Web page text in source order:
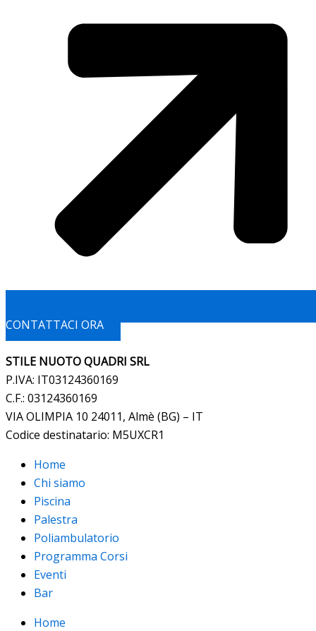
CONTATTACI ORA
STILE NUOTO QUADRI SRL
P.IVA: IT03124360169
C.F.: 03124360169
VIA OLIMPIA 10 24011, Almè (BG) – IT
Codice destinatario: M5UXCR1
Home
Chi siamo
Piscina
Palestra
Poliambulatorio
Programma Corsi
Eventi
Bar
Home